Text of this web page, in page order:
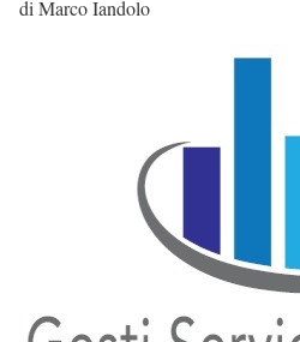
di Marco Iandolo